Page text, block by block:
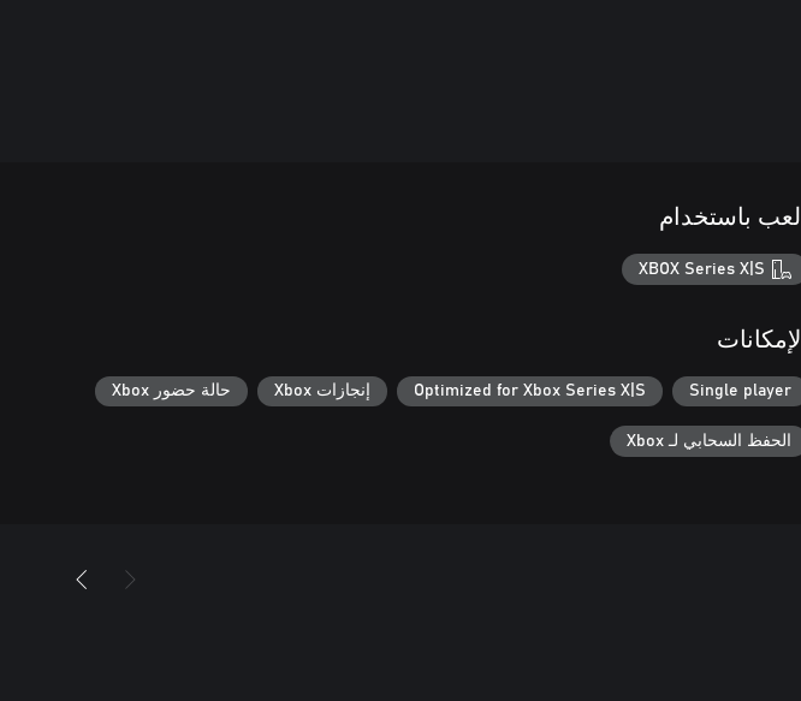
العب باستخدام
XBOX Series X|S
الإمكانات
Single player
Optimized for Xbox Series X|S إنجازات Xbox حالة حضور Xbox
الحفظ السحابي لـ Xbox